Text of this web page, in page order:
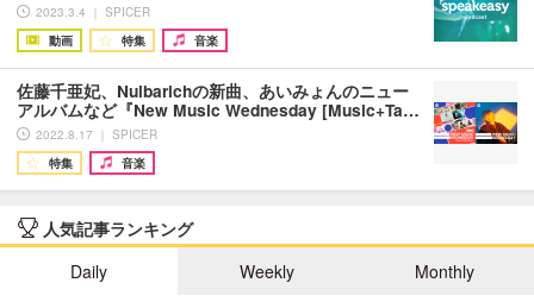
2023.3.4 ｜ SPICER
動画
特集 音楽
佐藤千亜妃、Nulbarichの新曲、あいみょんのニュー
アルバムなど『New Music Wednesday [Music+Ta…
2022.8.17 ｜ SPICER
特集
音楽
人気記事ランキング
Daily
Weekly Monthly